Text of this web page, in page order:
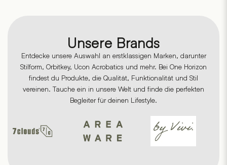
Unsere Brands
Entdecke unsere Auswahl an erstklassigen Marken, darunter
Stilform, Orbitkey, Ucon Acrobatics und mehr. Bei One Horizon
findest du Produkte, die Qualität, Funktionalität und Stil
vereinen. Tauche ein in unsere Welt und finde die perfekten
Begleiter für deinen Lifestyle.
Homeware
Eulenschnitt
Flikr
Fireplace